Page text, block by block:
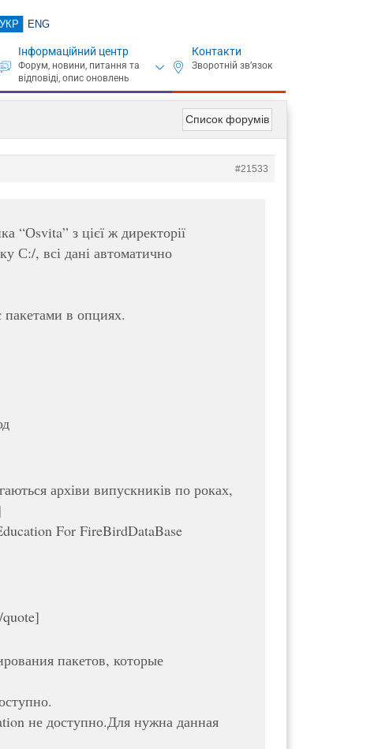
УКР ENG
Інформаційний центр Контакти
Список форумів
#21533
з цієї ж директорії
С:/, всі дані автоматично
в опциях.
архіви випускників по роках,
For FireBirdDataBase
пакетов, которые
не доступно.Для нужна данная